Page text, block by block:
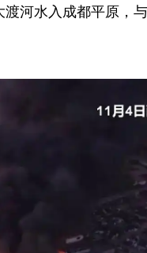
河水入成都平原，